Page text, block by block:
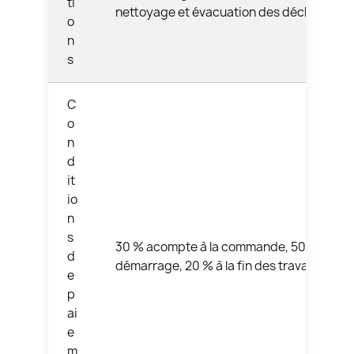
o
n
s
nettoyage et évacuation des déchets
C
o
n
d
it
io
n
s
d
e
p
ai
e
30 % acompte à la commande, 50 % au
démarrage, 20 % à la fin des travaux